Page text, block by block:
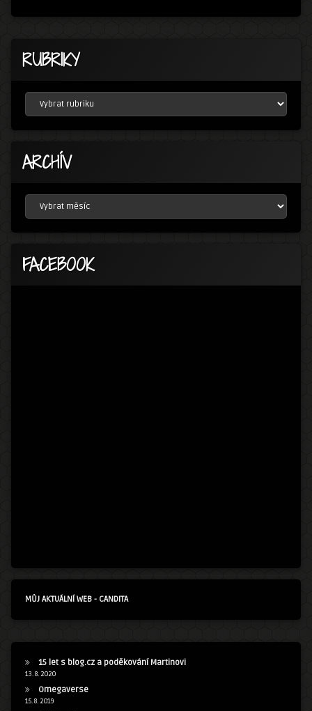
RUBRIKY
RUBRIKY
ARCHÍV
ARCHÍV
FACEBOOK
MŮJ AKTUÁLNÍ WEB - CANDITA
15 let s blog.cz a poděkování Martinovi
13. 8. 2020
Omegaverse
15. 8. 2019